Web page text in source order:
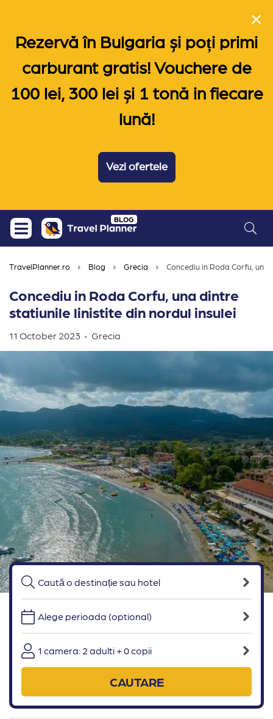
Rezervă în Bulgaria și poți primi
carburant gratis! Vouchere de
100 lei, 300 lei și 1 tonă in fiecare
lună!
Vezi ofertele
Skip
content
BLOG
TravelPlanner.ro Blog Grecia Concediu in Roda Corfu,
Concediu in Roda Corfu, una dintre
statiunile linistite din nordul insulei
11 October 2023 Grecia
Alege perioada (optional)
1 camera: 2 adulti + 0 copii
CAUTARE